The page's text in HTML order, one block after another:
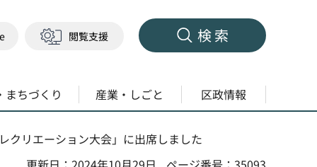
閲覧支援 検索
まちづくり 産業・しごと 区政情報
クリエーション大会」に出席しました